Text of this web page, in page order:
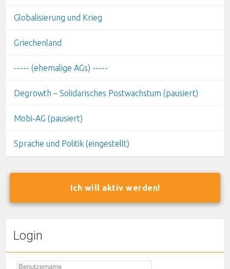
Globalisierung und Krieg
Griechenland
----- (ehemalige AGs) -----
Degrowth – Solidarisches Postwachstum (pausiert)
Mobi-AG (pausiert)
Sprache und Politik (eingestellt)
Ich will aktiv werden!
Login